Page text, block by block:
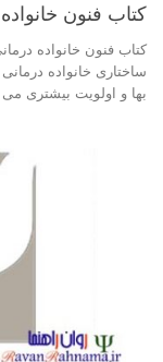
کتاب فنون
کتاب فنون خانواده
ساختاری خانواده
بها و اولویت بیشتری